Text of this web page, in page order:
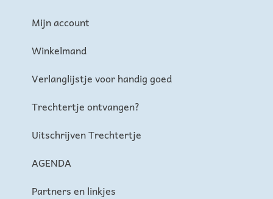
Mijn account
Winkelmand
Verlanglijstje voor handig goed
Trechtertje ontvangen?
Uitschrijven Trechtertje
AGENDA
Partners en linkjes